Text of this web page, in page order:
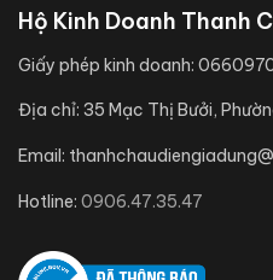
Hộ Kinh Doanh Thanh
Giấy phép kinh doanh:
Địa chỉ: 35 Mạc Thị Bưởi,
Email:
Hotline: 0906.47.35.47